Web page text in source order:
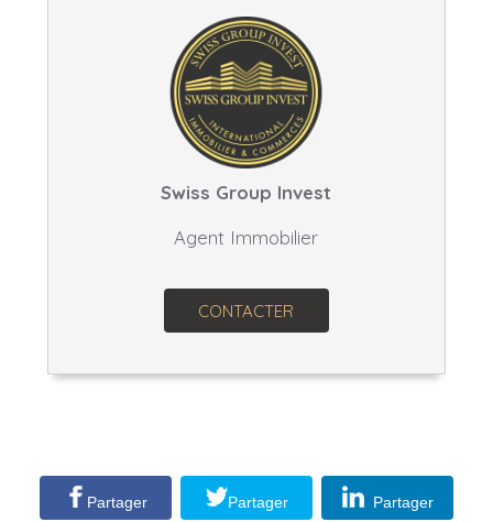
Swiss Group Invest
Agent Immobilier
CONTACTER
Partager Partager Partager